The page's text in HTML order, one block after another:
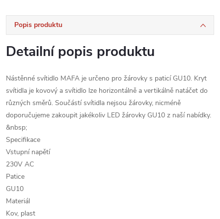
Popis produktu
Detailní popis produktu
Nástěnné svítidlo MAFA je určeno pro žárovky s paticí GU10. Kryt
svítidla je kovový a svítidlo lze horizontálně a vertikálně natáčet do
různých směrů. Součástí svítidla nejsou žárovky, nicméně
doporučujeme zakoupit jakékoliv LED žárovky GU10 z naší nabídky.
&nbsp;
Specifikace
Vstupní napětí
230V AC
Patice
GU10
Materiál
Kov, plast